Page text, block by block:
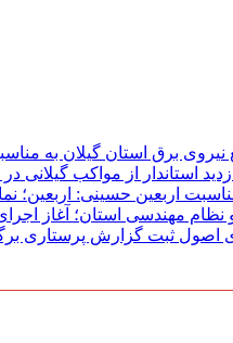
برق استان گیلان به
استاندار از مواکب گیلانی در
اربعین حسینی: اربعین؛
نظام مهندسی استان؛ آغاز
اصول ثبت گزارش پرستاری